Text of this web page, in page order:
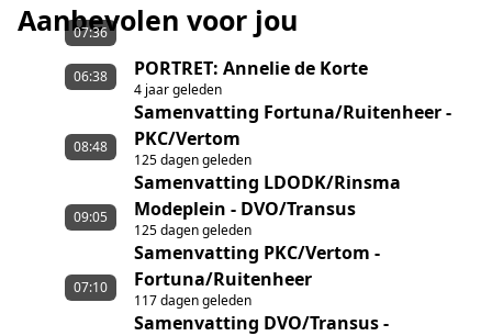
Aanbevolen voor jou
07:36
PORTRET: Annelie de Korte
4 jaar geleden
06:38
Samenvatting Fortuna/Ruitenheer -
PKC/Vertom
125 dagen geleden
08:48
Samenvatting LDODK/Rinsma
Modeplein - DVO/Transus
125 dagen geleden
09:05
Samenvatting PKC/Vertom -
Fortuna/Ruitenheer
117 dagen geleden
07:10
Samenvatting DVO/Transus -